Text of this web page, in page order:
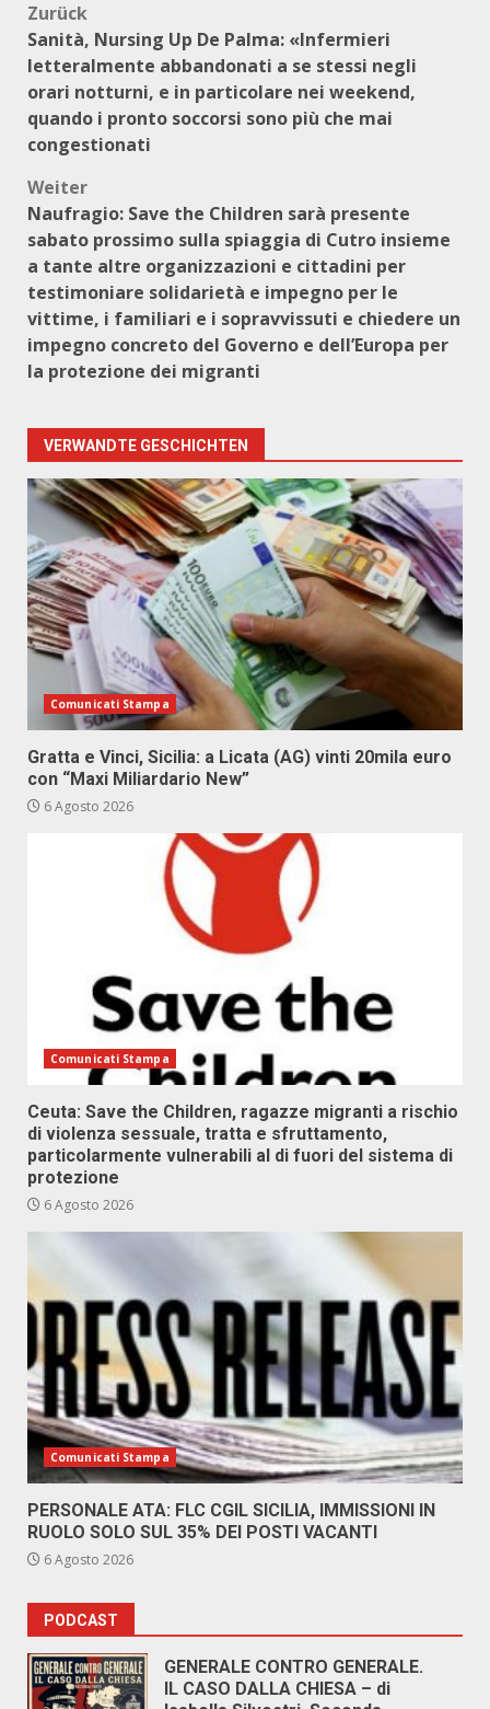
Beitragsnavigation
Zurück
Sanità, Nursing Up De Palma: «Infermieri
letteralmente abbandonati a se stessi negli
orari notturni, e in particolare nei weekend,
quando i pronto soccorsi sono più che mai
congestionati
Weiter
Naufragio: Save the Children sarà presente
sabato prossimo sulla spiaggia di Cutro insieme
a tante altre organizzazioni e cittadini per
testimoniare solidarietà e impegno per le
vittime, i familiari e i sopravvissuti e chiedere un
impegno concreto del Governo e dell’Europa per
la protezione dei migranti
VERWANDTE GESCHICHTEN
Comunicati Stampa
Gratta e Vinci, Sicilia: a Licata (AG) vinti 20mila euro
con “Maxi Miliardario New”
6 Agosto 2026
Comunicati Stampa
Ceuta: Save the Children, ragazze migranti a rischio
di violenza sessuale, tratta e sfruttamento,
particolarmente vulnerabili al di fuori del sistema di
protezione
6 Agosto 2026
Comunicati Stampa
PERSONALE ATA: FLC CGIL SICILIA, IMMISSIONI IN
RUOLO SOLO SUL 35% DEI POSTI VACANTI
6 Agosto 2026
PODCAST
GENERALE CONTRO GENERALE.
IL CASO DALLA CHIESA – di